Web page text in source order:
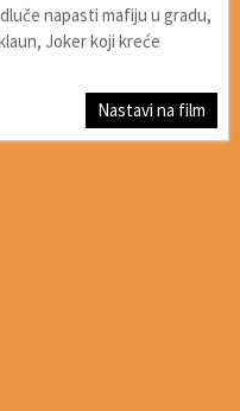
napasti mafiju u gradu,
Joker koji kreće
Nastavi na film